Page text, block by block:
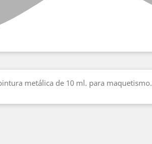
metálica de 10 ml. para maquetismo.